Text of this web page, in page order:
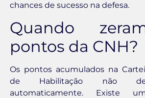
chances de sucesso na defesa.
Quando
pontos da CNH?
Os pontos acumulados na
de Habilitação não
automaticamente. Existe